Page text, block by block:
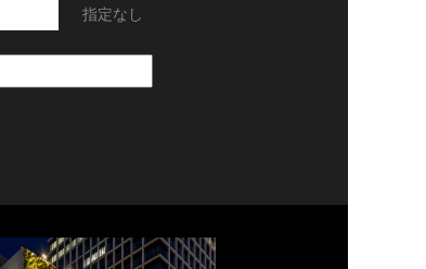
指定なし